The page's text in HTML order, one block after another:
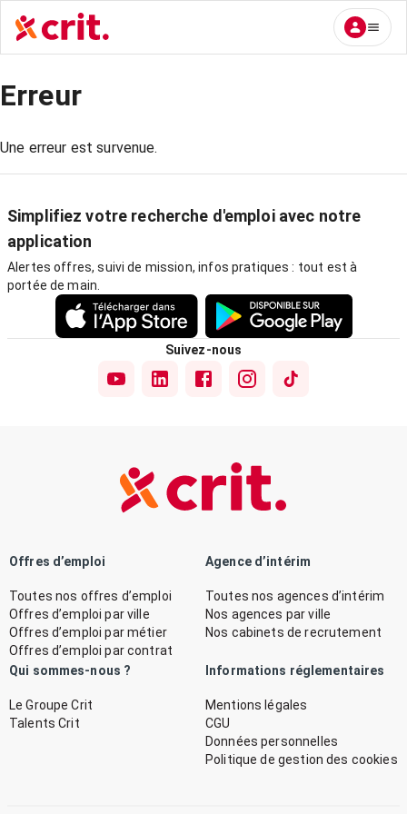
Erreur
Une erreur est survenue.
Simplifiez votre recherche d'emploi avec notre
application
Alertes offres, suivi de mission, infos pratiques : tout est à
portée de main.
Suivez-nous
Offres d’emploi
Toutes nos offres d’emploi
Offres d’emploi par ville
Offres d’emploi par métier
Offres d’emploi par contrat
Agence d’intérim
Toutes nos agences d’intérim
Nos agences par ville
Nos cabinets de recrutement
Qui sommes-nous ?
Le Groupe Crit
Talents Crit
Informations réglementaires
Mentions légales
CGU
Données personnelles
Politique de gestion des cookies